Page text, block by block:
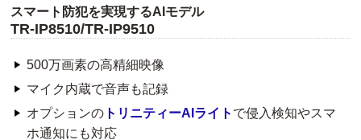
スマート防犯を実現するAIモデル
TR-IP8510/TR-IP9510
500万画素の高精細映像
マイク内蔵で音声も記録
オプションの トリニティーAIライト で侵入検知やスマ
ホ通知にも対応